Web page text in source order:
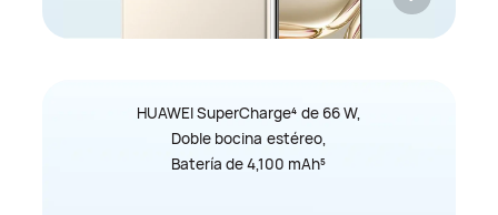
HUAWEI SuperCharge4 de 66 W,
Doble bocina estéreo,
Batería de 4,100 mAh5